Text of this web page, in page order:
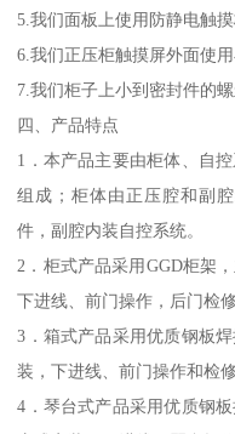
5.我们面板上使用防静电触
6.我们正压柜触摸屏外面使
7.我们柜子上小到密封件的
四、产品特点
1．本产品主要由柜体、自
组成；柜体由正压腔和副
件，副腔内装自控系统。
2．柜式产品采用GGD柜架
下进线、前门操作，后门检修
3．箱式产品采用优质钢板
装，下进线、前门操作和检修
4．琴台式产品采用优质钢